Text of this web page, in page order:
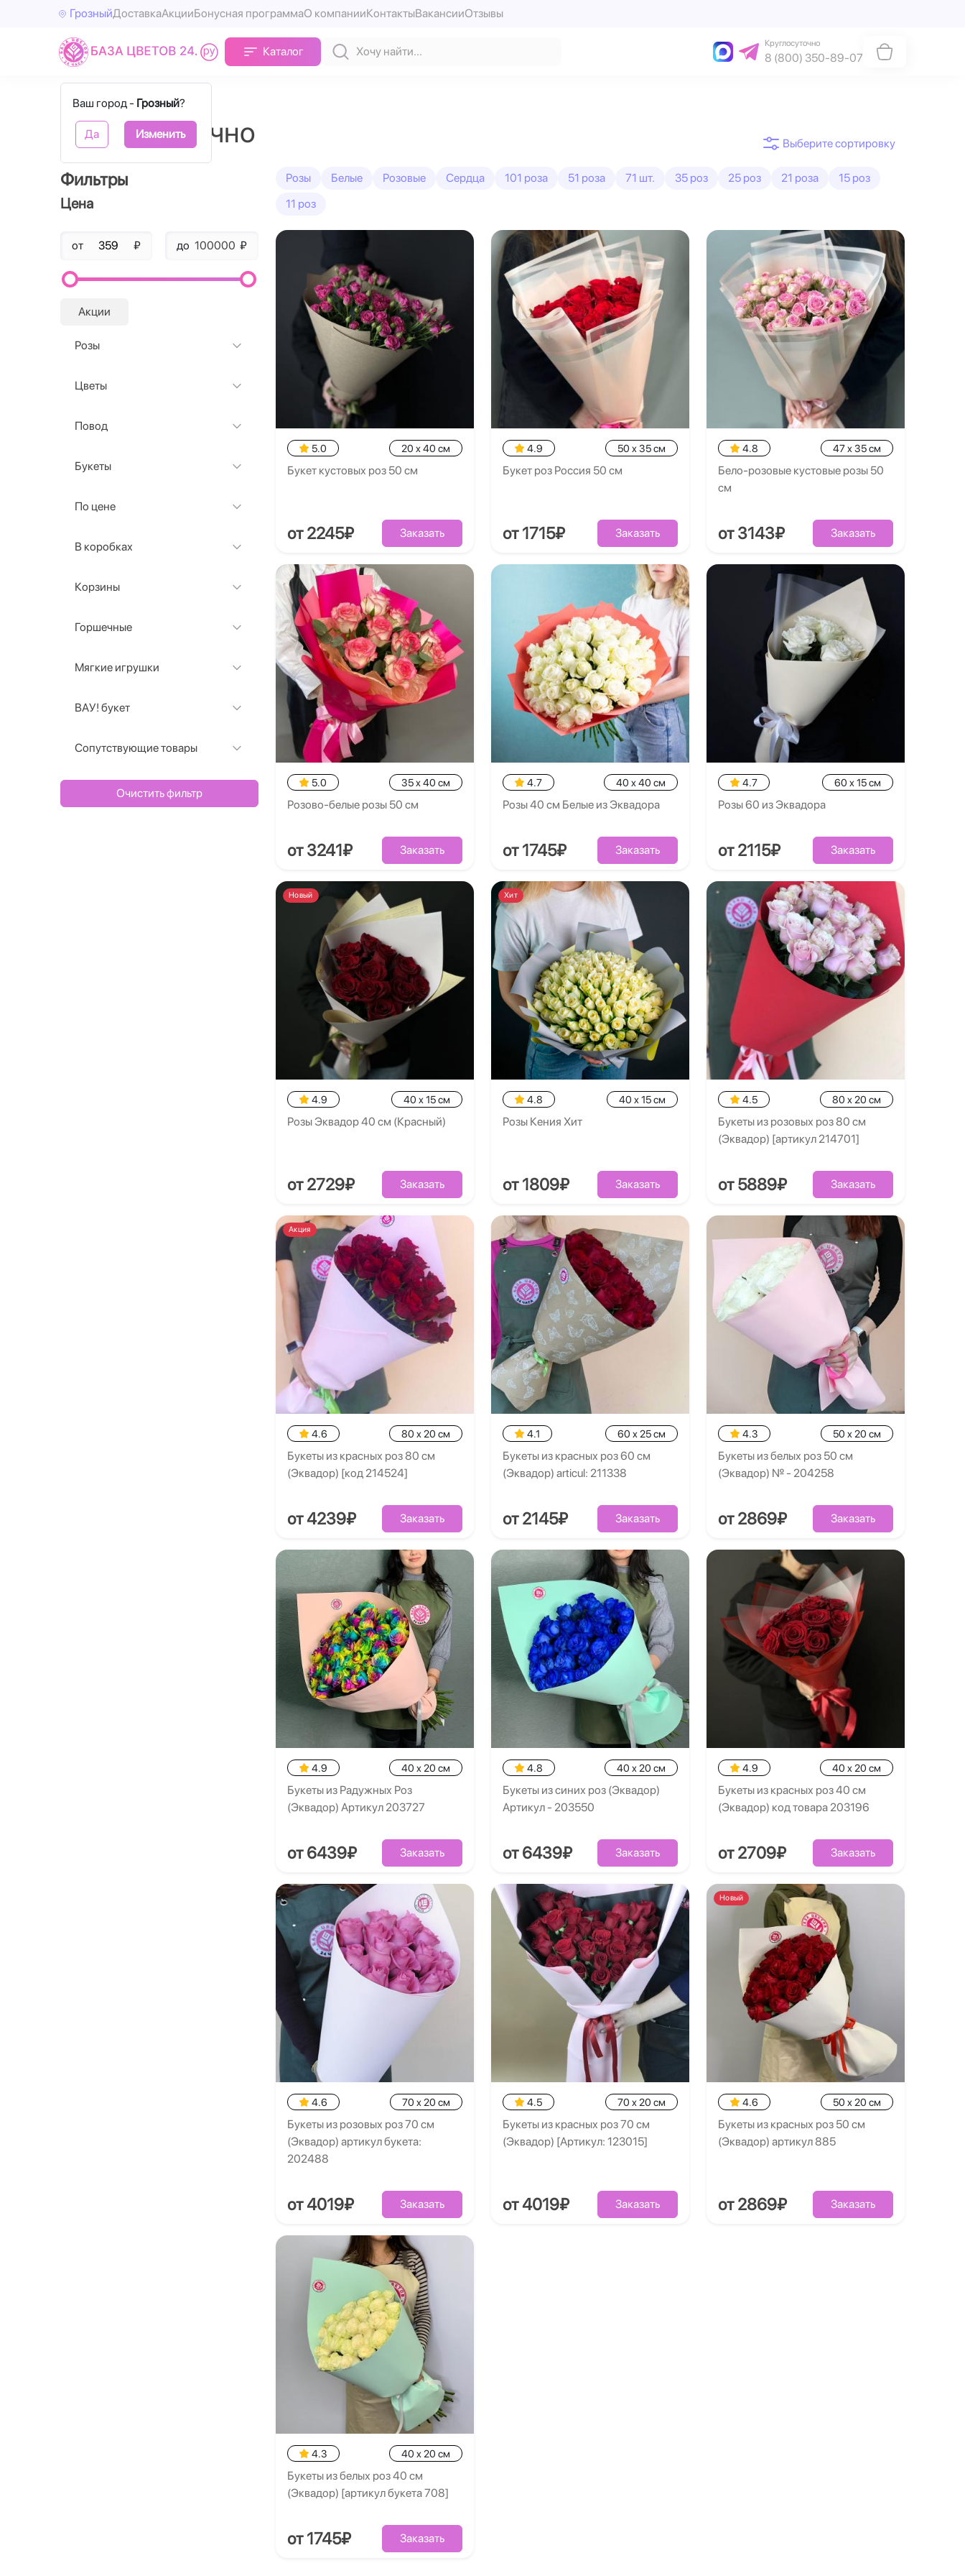
ГрозныйДоставкаАкцииБонусная программаО компанииКонтактыВакансииОтзывы
Каталог
Круглосуточно
8 (800) 350-89-07
Ваш город - Грозный?
Да Изменить
Розы поштучно
Фильтры
Цена
от ₽ до ₽
Акции
Розы
Цветы
Повод
Букеты
По цене
В коробках
Корзины
Горшечные
Мягкие игрушки
ВАУ! букет
Сопутствующие товары
Очистить фильтр
Розы Белые Розовые Сердца 101 роза 51 роза 71 шт. 35 роз 25 роз 21 роза
15 роз
11 роз
5.0 20 x 40 см
Букет кустовых роз 50 см
от 2245₽ Заказать
4.9 50 x 35 см
Букет роз Россия 50 см
от 1715₽ Заказать
4.8 47 x 35 см
Бело-розовые кустовые розы 50
см
от 3143₽ Заказать
5.0 35 x 40 см
Розово-белые розы 50 см
от 3241₽ Заказать
4.7 40 x 40 см
Розы 40 см Белые из Эквадора
от 1745₽ Заказать
4.7 60 x 15 см
Розы 60 из Эквадора
от 2115₽ Заказать
Новый
4.9 40 x 15 см
Розы Эквадор 40 см (Красный)
от 2729₽ Заказать
Хит
4.8 40 x 15 см
Розы Кения Хит
от 1809₽ Заказать
4.5 80 x 20 см
Букеты из розовых роз 80 см
(Эквадор) [артикул 214701]
от 5889₽ Заказать
Акция
4.6 80 x 20 см
Букеты из красных роз 80 см
(Эквадор) [код 214524]
от 4239₽ Заказать
4.1 60 x 25 см
Букеты из красных роз 60 см
(Эквадор) articul: 211338
от 2145₽ Заказать
4.3 50 x 20 см
Букеты из белых роз 50 см
(Эквадор) № - 204258
от 2869₽ Заказать
4.9 40 x 20 см
Букеты из Радужных Роз
(Эквадор) Артикул 203727
от 6439₽ Заказать
4.8 40 x 20 см
Букеты из синих роз (Эквадор)
Артикул - 203550
от 6439₽ Заказать
4.9 40 x 20 см
Букеты из красных роз 40 см
(Эквадор) код товара 203196
от 2709₽ Заказать
4.6 70 x 20 см
Букеты из розовых роз 70 см
(Эквадор) артикул букета:
202488
от 4019₽ Заказать
4.5 70 x 20 см
Букеты из красных роз 70 см
(Эквадор) [Артикул: 123015]
от 4019₽ Заказать
Новый
4.6 50 x 20 см
Букеты из красных роз 50 см
(Эквадор) артикул 885
от 2869₽ Заказать
4.3 40 x 20 см
Букеты из белых роз 40 см
(Эквадор) [артикул букета 708]
от 1745₽ Заказать